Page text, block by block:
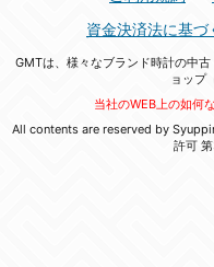
資金決済法に基づ
GMTは、様々なブランド時計の中
ョップ
当社のWEB上の如何
All contents are reserved by
許可